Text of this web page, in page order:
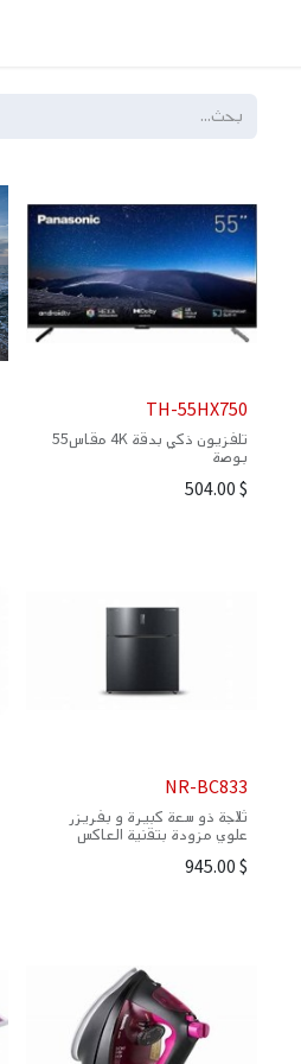
TH-55HX750
تلفزيون ذكي بدقة 4K مقاس55
بوصة
$
504.00
NR-BC833
ثلاجة ذو سعة كبيرة و بفريزر
علوي مزودة بتقنية العاكس
$
945.00